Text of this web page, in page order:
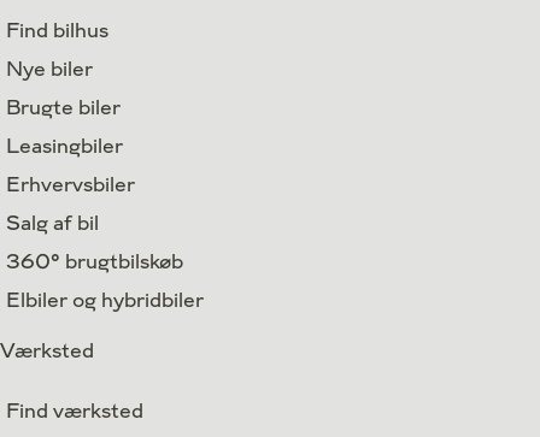
Find bilhus
Nye biler
Brugte biler
Leasingbiler
Erhvervsbiler
Salg af bil
360° brugtbilskøb
Elbiler og hybridbiler
Værksted
Find værksted